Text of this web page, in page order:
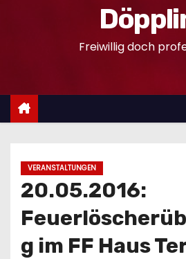
Freiwillig doch
VERANSTALTUNGEN
20.05.2016:
g im FF Haus